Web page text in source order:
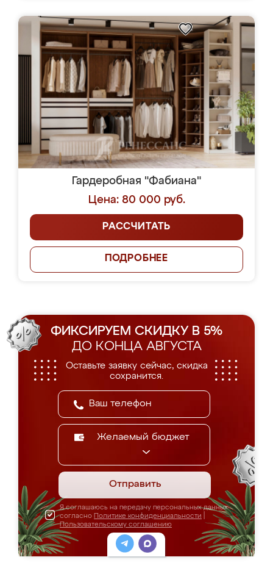
Гардеробная "Фабиана"
Цена: 80 000 руб.
РАССЧИТАТЬ
ПОДРОБНЕЕ
ФИКСИРУЕМ СКИДКУ В 5%
ДО КОНЦА АВГУСТА
Оставьте заявку сейчас, скидка
сохранится.
Желаемый бюджет
Отправить
Я соглашаюсь на передачу персональных данных
согласно Политике конфиденциальности
Пользовательскому соглашению